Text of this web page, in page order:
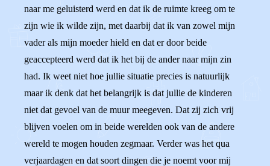
naar me geluisterd werd en dat ik de ruimte kreeg om te
zijn wie ik wilde zijn, met daarbij dat ik van zowel mijn
vader als mijn moeder hield en dat er door beide
geaccepteerd werd dat ik het bij de ander naar mijn zin
had. Ik weet niet hoe jullie situatie precies is natuurlijk
maar ik denk dat het belangrijk is dat jullie de kinderen
niet dat gevoel van de muur meegeven. Dat zij zich vrij
blijven voelen om in beide werelden ook van de andere
wereld te mogen houden zegmaar. Verder was het qua
verjaardagen en dat soort dingen die je noemt voor mij